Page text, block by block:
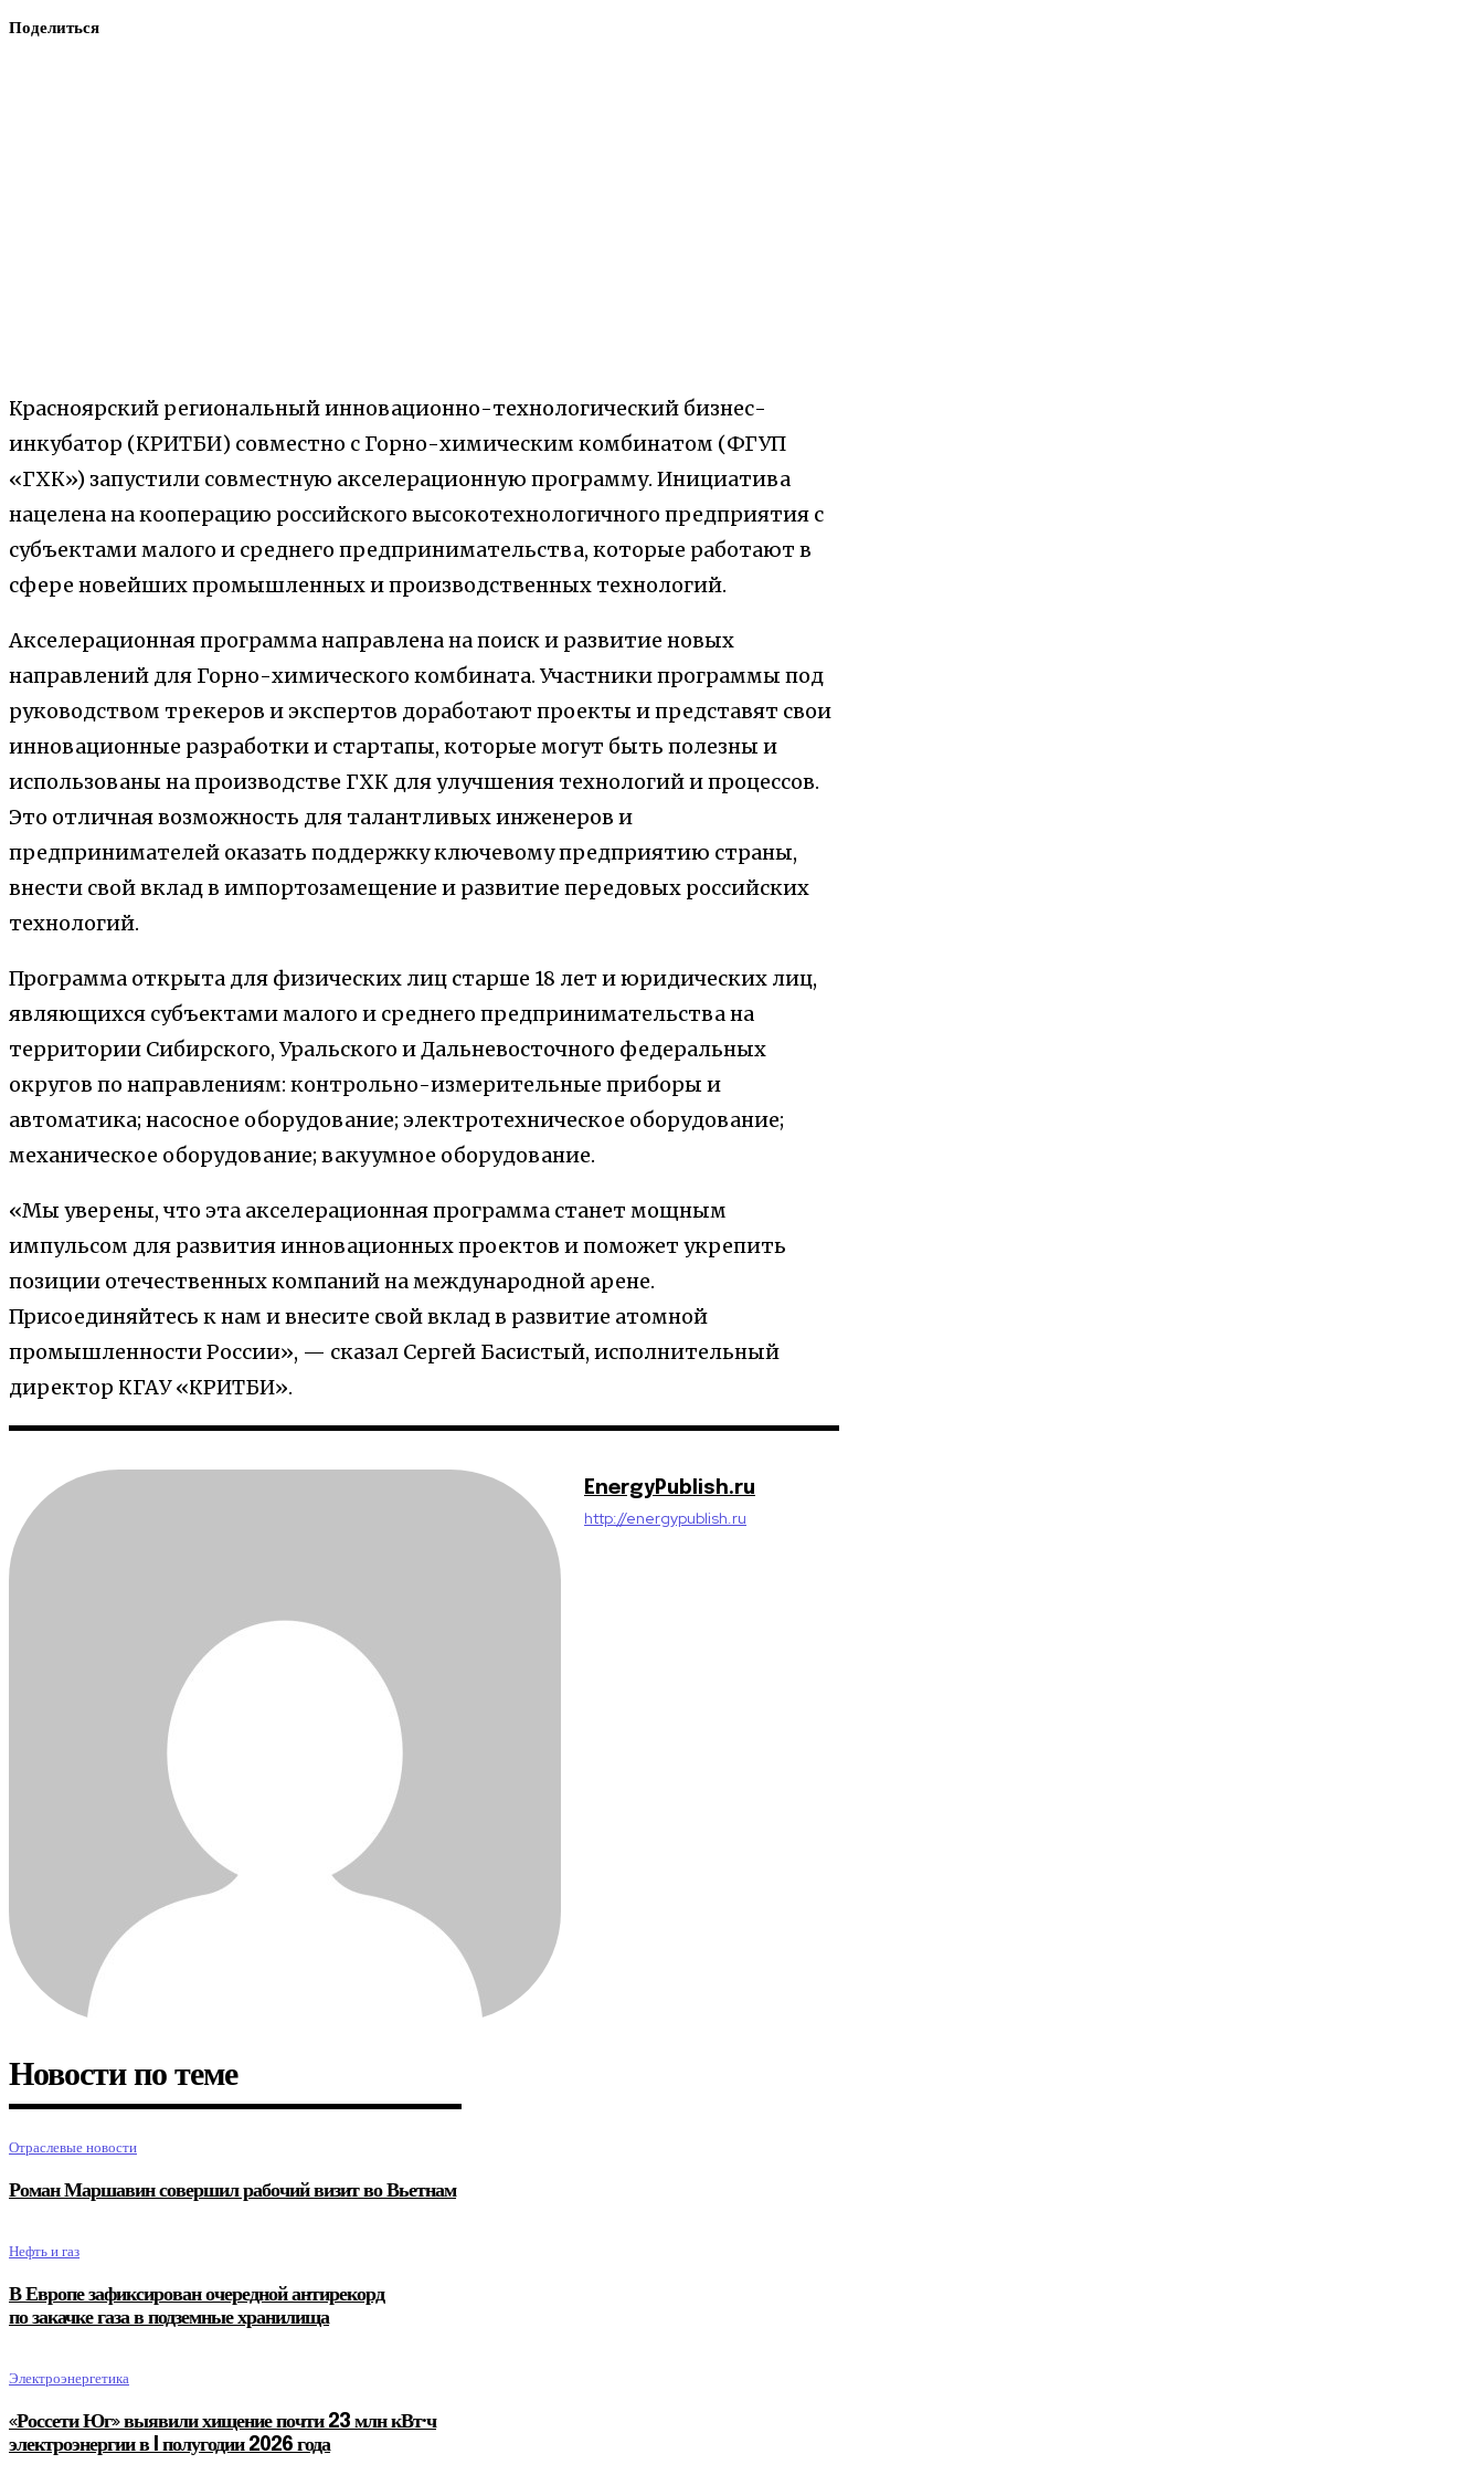
Поделиться
Красноярский региональный инновационно-технологический бизнес-
инкубатор (КРИТБИ) совместно с Горно-химическим комбинатом (ФГУП
«ГХК») запустили совместную акселерационную программу. Инициатива
нацелена на кооперацию российского высокотехнологичного предприятия с
субъектами малого и среднего предпринимательства, которые работают в
сфере новейших промышленных и производственных технологий.
Акселерационная программа направлена на поиск и развитие новых
направлений для Горно-химического комбината. Участники программы под
руководством трекеров и экспертов доработают проекты и представят свои
инновационные разработки и стартапы, которые могут быть полезны и
использованы на производстве ГХК для улучшения технологий и процессов.
Это отличная возможность для талантливых инженеров и
предпринимателей оказать поддержку ключевому предприятию страны,
внести свой вклад в импортозамещение и развитие передовых российских
технологий.
Программа открыта для физических лиц старше 18 лет и юридических лиц,
являющихся субъектами малого и среднего предпринимательства на
территории Сибирского, Уральского и Дальневосточного федеральных
округов по направлениям: контрольно-измерительные приборы и
автоматика; насосное оборудование; электротехническое оборудование;
механическое оборудование; вакуумное оборудование.
«Мы уверены, что эта акселерационная программа станет мощным
импульсом для развития инновационных проектов и поможет укрепить
позиции отечественных компаний на международной арене.
Присоединяйтесь к нам и внесите свой вклад в развитие атомной
промышленности России», — сказал Сергей Басистый, исполнительный
директор КГАУ «КРИТБИ».
EnergyPublish.ru
http://energypublish.ru
Новости по теме
Отраслевые новости
Роман Маршавин совершил рабочий визит во Вьетнам
Нефть и газ
В Европе зафиксирован очередной антирекорд
по закачке газа в подземные хранилища
Электроэнергетика
«Россети Юг» выявили хищение почти 23 млн кВт·ч
электроэнергии в I полугодии 2026 года